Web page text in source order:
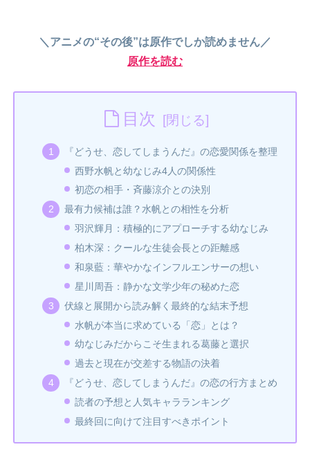
＼アニメの“その後”は原作でしか読めません／
原作を読む
目次
『どうせ、恋してしまうんだ』の恋愛関係を整理
西野水帆と幼なじみ4人の関係性
初恋の相手・斉藤涼介との決別
最有力候補は誰？水帆との相性を分析
羽沢輝月：積極的にアプローチする幼なじみ
柏木深：クールな生徒会長との距離感
和泉藍：華やかなインフルエンサーの想い
星川周吾：静かな文学少年の秘めた恋
伏線と展開から読み解く最終的な結末予想
水帆が本当に求めている「恋」とは？
幼なじみだからこそ生まれる葛藤と選択
過去と現在が交差する物語の決着
『どうせ、恋してしまうんだ』の恋の行方まとめ
読者の予想と人気キャラランキング
最終回に向けて注目すべきポイント